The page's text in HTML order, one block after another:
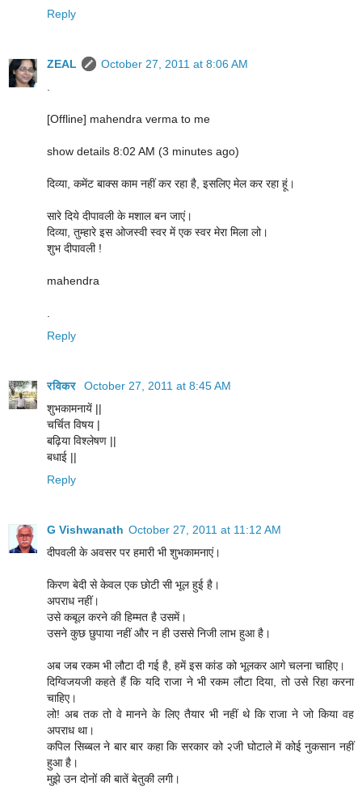
Reply
ZEAL
October 27, 2011 at 8:06 AM
[Offline] mahendra verma to me
show details 8:02 AM (3 minutes ago)
दिव्या, कमेंट बाक्स काम नहीं कर रहा है, इसलिए मेल कर रहा हूं।
सारे दिये दीपावली के मशाल बन जाएं।
दिव्या, तुम्हारे इस ओजस्वी स्वर में एक स्वर मेरा मिला लो।
शुभ दीपावली !
mahendra
Reply
रविकर
October 27, 2011 at 8:45 AM
शुभकामनायें ||
चर्चित विषय |
बढ़िया विश्लेषण ||
बधाई ||
Reply
G Vishwanath October 27, 2011 at 11:12 AM
दीपवली के अवसर पर हमारी भी शुभकामनाएं।
किरण बेदी से केवल एक छोटी सी भूल हुई है।
अपराध नहीं।
उसे कबूल करने की हिम्मत है उसमें।
उसने कुछ छुपाया नहीं और न ही उससे निजी लाभ हुआ है।
अब जब रकम भी लौटा दी गई है, हमें इस कांड को भूलकर आगे चलना चाहिए।
दिग्विजयजी कहते हैं कि यदि राजा ने भी रकम लौटा दिया, तो उसे रिहा करना
चाहिए।
लो! अब तक तो वे मानने के लिए तैयार भी नहीं थे कि राजा ने जो किया वह
अपराध था।
कपिल सिब्बल ने बार बार कहा कि सरकार को २जी घोटाले में कोई नुकसान नहीं
हुआ है।
मुझे उन दोनों की बातें बेतुकी लगी।